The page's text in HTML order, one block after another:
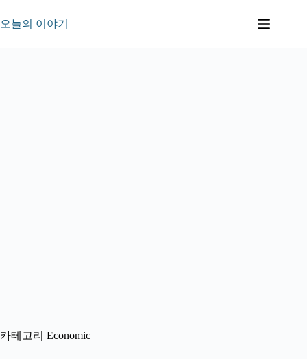
문
오늘의 이야기
카테고리 Economic